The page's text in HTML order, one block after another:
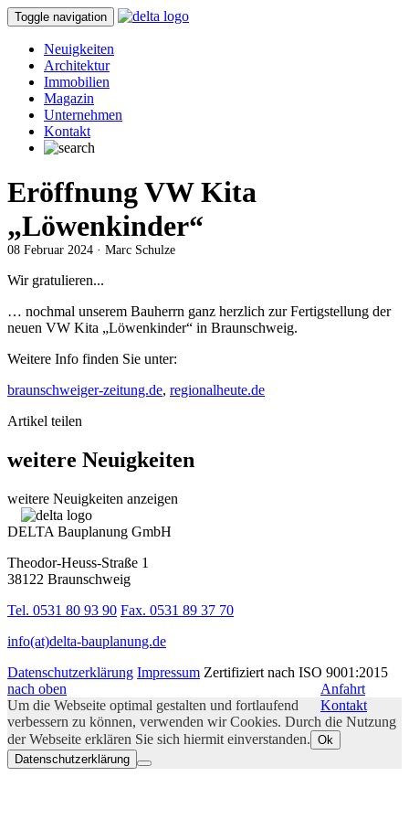
Toggle navigation
Neuigkeiten
Architektur
Immobilien
Magazin
Unternehmen
Kontakt
Eröffnung VW Kita
„Löwenkinder“
08 Februar 2024 · Marc Schulze
Wir gratulieren...
… nochmal unserem Bauherrn ganz herzlich zur Fertigstellung der
neuen VW Kita „Löwenkinder“ in Braunschweig.
Weitere Info finden Sie unter:
braunschweiger-zeitung.de, regionalheute.de
Artikel teilen
weitere Neuigkeiten
weitere Neuigkeiten anzeigen
DELTA Bauplanung GmbH
Theodor-Heuss-Straße 1
38122 Braunschweig
Tel. 0531 80 93 90 Fax. 0531 89 37 70
info(at)delta-bauplanung.de
Datenschutzerklärung Impressum Zertifiziert nach ISO 9001:2015
Anfahrt
Kontakt
nach oben
Um die Webseite optimal gestalten und fortlaufend
verbessern zu können, verwenden wir Cookies. Durch die Nutzung
der Webseite erklären Sie sich hiermit einverstanden. Ok
Datenschutzerklärung